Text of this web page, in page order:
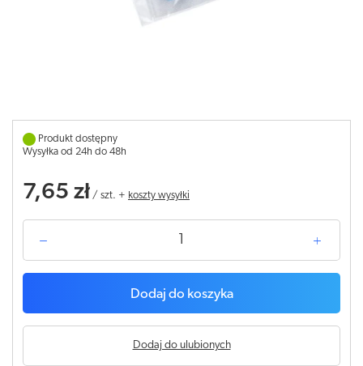
Produkt dostępny
Wysyłka od 24h do 48h
7,65 zł / szt. + koszty wysyłki
Dodaj do koszyka
Dodaj do ulubionych